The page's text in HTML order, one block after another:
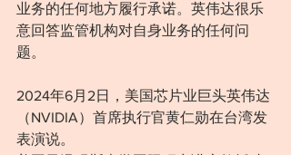
业务的任何地方履行承诺。英伟达很乐
意回答监管机构对自身业务的任何问
题。
2024年6月2日，美国芯片业巨头英伟达
（NVIDIA）首席执行官黄仁勋在台湾发
表演说。